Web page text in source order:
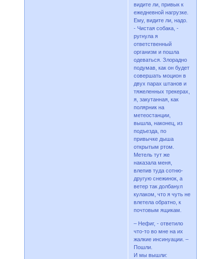
видите ли, привык к
ежедневной нагрузке.
Ему, видите ли, надо.
- Чистая собака, -
ругнула я
ответственный
организм и пошла
одеваться. Злорадно
подумав, как он будет
совершать моцион в
двух парах штанов и
тяжеленных трекерах,
я, закутанная, как
полярник на
метеостанции,
вышла, наконец, из
подъезда, по
привычке дыша
открытым ртом.
Метель тут же
наказала меня,
влепив туда сотню-
другую снежинок, а
ветер так долбанул
кулаком, что я чуть не
влетела обратно, к
почтовым ящикам.
– Нефиг, - ответило
что-то во мне на их
жалкие инсинуации. –
Пошли.
И мы вышли: